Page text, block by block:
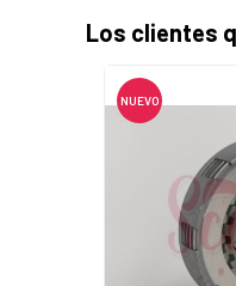
Los clientes
NUEVO